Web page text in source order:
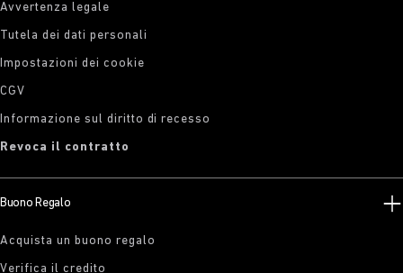
Avvertenza legale
Tutela dei dati personali
Impostazioni dei cookie
CGV
Informazione sul diritto di recesso
Revoca il contratto
Buono Regalo
Acquista un buono regalo
Verifica il credito